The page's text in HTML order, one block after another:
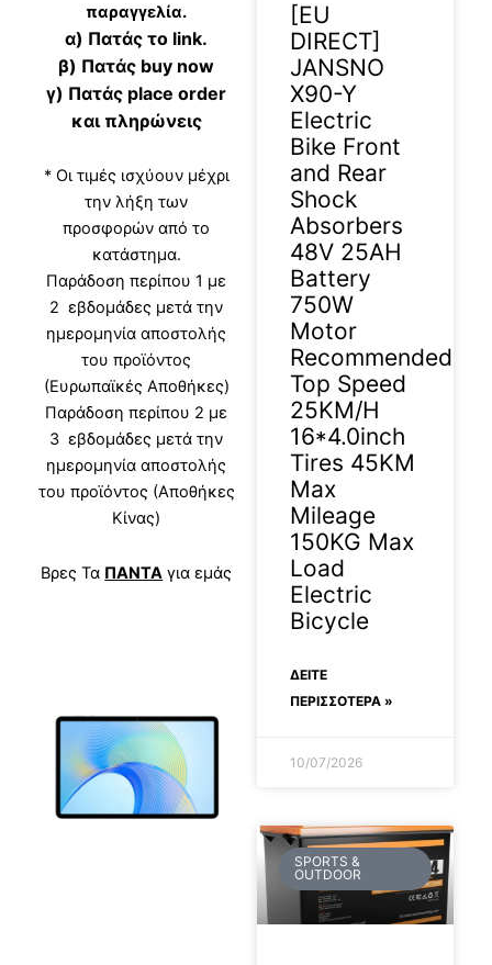
παραγγελία.
α) Πατάς το link.
β) Πατάς buy now
γ) Πατάς place order
και πληρώνεις
* Οι τιμές ισχύουν μέχρι
την λήξη των
προσφορών από το
κατάστημα.
Παράδοση περίπου 1 με
2 εβδομάδες μετά την
ημερομηνία αποστολής
του προϊόντος
(Ευρωπαϊκές Αποθήκες)
Παράδοση περίπου 2 με
3 εβδομάδες μετά την
ημερομηνία αποστολής
του προϊόντος (Αποθήκες
Κίνας)
Βρες Τα ΠΑΝΤΑ για εμάς
[EU
DIRECT]
JANSNO
X90-Y
Electric
Bike Front
and Rear
Shock
Absorbers
48V 25AH
Battery
750W
Motor
Recommended
Top Speed
25KM/H
16*4.0inch
Tires 45KM
Max
Mileage
150KG Max
Load
Electric
Bicycle
ΔΕΊΤΕ
ΠΕΡΙΣΣΟΤΕΡΑ »
10/07/2026
SPORTS &
OUTDOOR